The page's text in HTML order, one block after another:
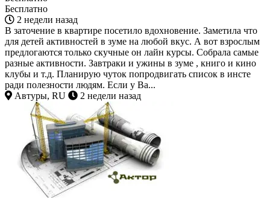
Бесплатно
2 недели назад
В заточение в квартире посетило вдохновение. Заметила что
для детей активностей в зуме на любой вкус. А вот взрослым
предлогаются только скучные он лайн курсы. Собрала самые
разные активности. Завтраки и ужины в зуме , книго и кино
клубы и т.д. Планирую чуток попродвигать список в инсте
ради полезности людям. Если у Ва...
Автуры, RU
2 недели назад